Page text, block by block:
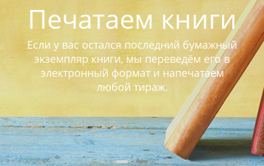
Печатаем книги
Если у вас остался последний бумажный
экземпляр книги, мы переведём его в
электронный формат и напечатаем
любой тираж.